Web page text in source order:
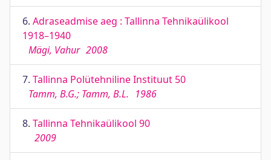
6. Adraseadmise aeg : Tallinna Tehnikaülikool
1918–1940
Mägi, Vahur 2008
7. Tallinna Polütehniline Instituut 50
Tamm, B.G.; Tamm, B.L. 1986
8. Tallinna Tehnikaülikool 90
2009